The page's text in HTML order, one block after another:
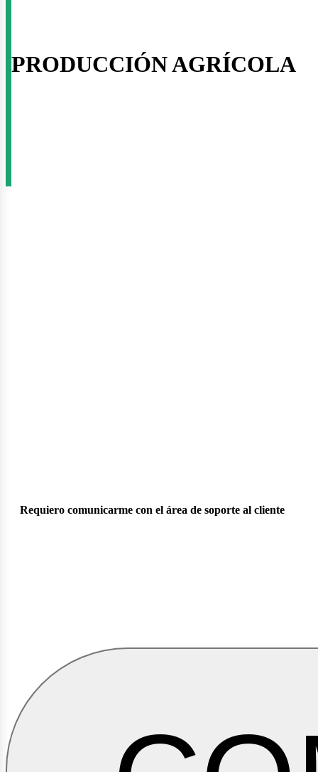
PRODUCCIÓN AGRÍCOLA
Requiero comunicarme con el área de soporte al cliente